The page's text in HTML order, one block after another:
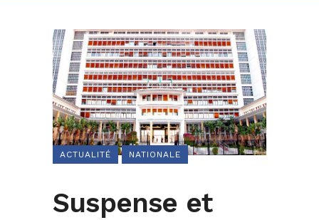
ACTUALITÉ NATIONALE
Suspense et